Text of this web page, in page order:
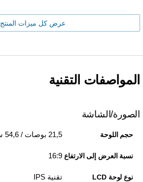
عرض كل ميزات المنتج
المواصفات التقنية
الصورة/الشاشة
حجم اللوحة 21,5 بوصات / 54,6 سم
نسبة العرض إلى الارتفاع 16:9
نوع لوحة LCD تقنية IPS